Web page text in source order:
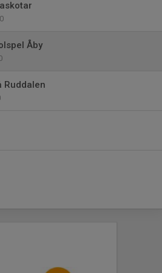
0
Åby
Ruddalen